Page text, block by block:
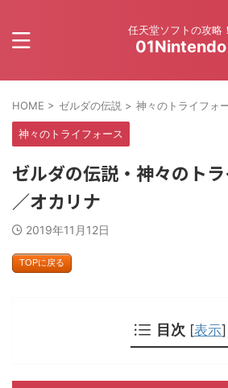
任天堂ソフトの攻略！
01Nintendo
HOME > ゼルダの伝説 > 神々のトライフォ
神々のトライフォース
ゼルダの伝説・神々のト
／オカリナ
2019年11月12日
TOPに戻る
目次 [表示]